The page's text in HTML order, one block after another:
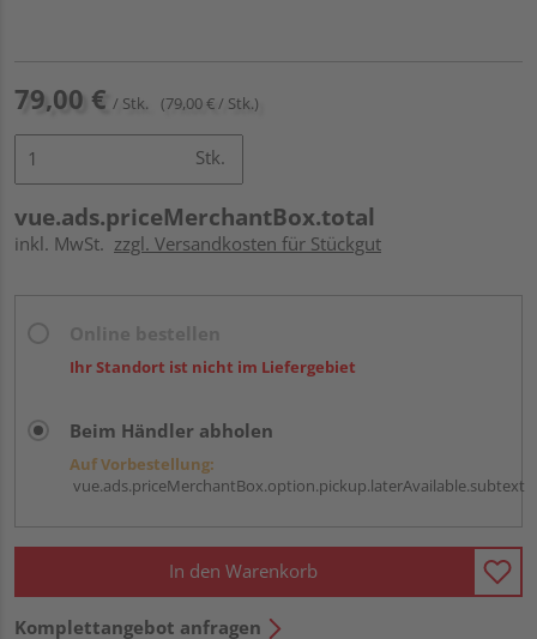
79,00 € / Stk. (79,00 € / Stk.)
Stk.
vue.ads.priceMerchantBox.total
inkl. MwSt. zzgl. Versandkosten für Stückgut
Ihr Standort ist nicht im Liefergebiet
Beim Händler abholen
Auf Vorbestellung:
vue.ads.priceMerchantBox.option.pickup.laterAvailable.subtext
In den Warenkorb
Komplettangebot anfragen